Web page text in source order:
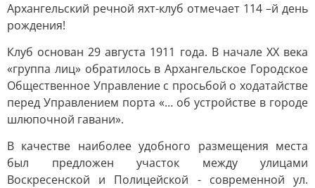
Архангельский речной яхт-клуб отмечает 114 –й день
рождения!
Клуб основан 29 августа 1911 года. В начале ХХ века
«группа лиц» обратилось в Архангельское Городское
Общественное Управление с просьбой о ходатайстве
перед Управлением порта «… об устройстве в городе
шлюпочной гавани».
В качестве наиболее удобного размещения места
был предложен участок между улицами
Воскресенской и Полицейской - современной ул.